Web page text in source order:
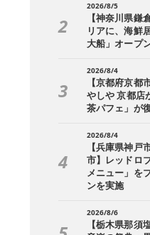
2026/8/5
【神奈川県鎌
リアに、海鮮
大船」オープ
2026/8/4
【京都府京都
やしや 京都店
茶パフェ」が
2026/8/4
【兵庫県神戸
市】レッドロ
メニュー」を
ンを実施
2026/8/6
【栃木県那須